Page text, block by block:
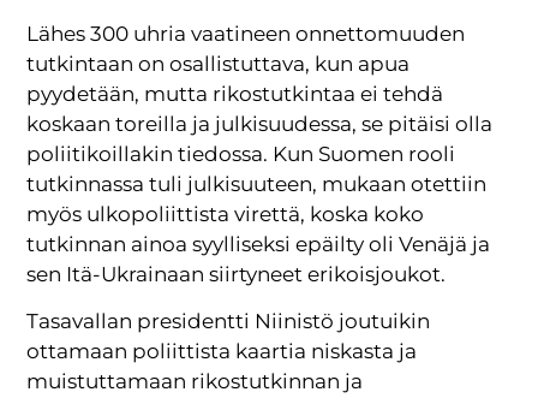
Lähes 300 uhria vaatineen onnettomuuden
tutkintaan on osallistuttava, kun apua
pyydetään, mutta rikostutkintaa ei tehdä
koskaan toreilla ja julkisuudessa, se pitäisi olla
poliitikoillakin tiedossa. Kun Suomen rooli
tutkinnassa tuli julkisuuteen, mukaan otettiin
myös ulkopoliittista virettä, koska koko
tutkinnan ainoa syylliseksi epäilty oli Venäjä ja
sen Itä-Ukrainaan siirtyneet erikoisjoukot.
Tasavallan presidentti Niinistö joutuikin
ottamaan poliittista kaartia niskasta ja
muistuttamaan rikostutkinnan ja